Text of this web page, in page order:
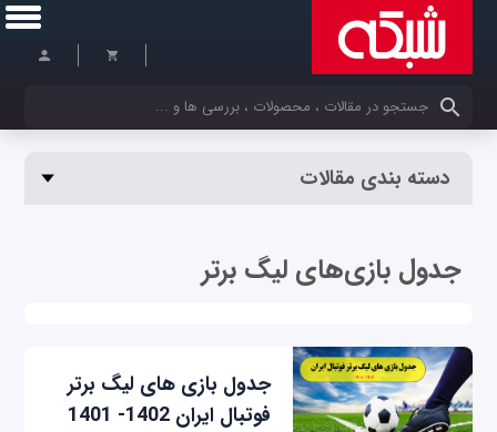
کلمات کلیدی خود را وارد کنید
دسته بندی مقالات
جدول بازی‌های لیگ برتر
جدول بازی‌ های لیگ برتر
فوتبال ایران 1402- 1401